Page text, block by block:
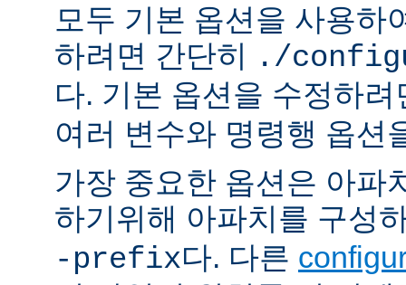
모두 기본 옵션을 사용하
하려면 간단히 ./
다. 기본 옵션을 수정하
여러 변수와 명령행 옵션
가장 중요한 옵션은 아파
하기위해 아파치를 구성
-prefix다. 다른